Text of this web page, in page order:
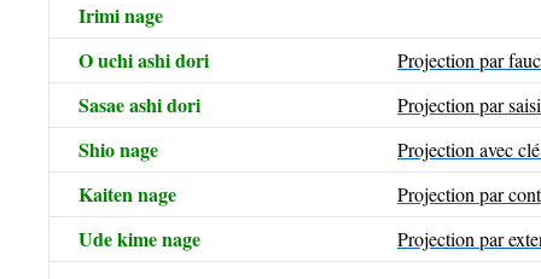
Irimi nage
O uchi ashi dori
Projection par
Sasae ashi dori Projection par
Shio nage Projection avec
Kaiten nage Projection par
Ude kime nage Projection par